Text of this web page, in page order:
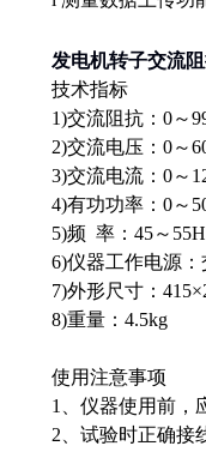
发电机转子交流
技术指标
1)交流阻抗：0
2)交流电压：0
3)交流电流：0
4)有功功率：0
5)频 率：45～
6)仪器工作电源
7)外形尺寸：
8)重量：4.5kg
使用注意事项
1、仪器使用前，
2、试验时正确接